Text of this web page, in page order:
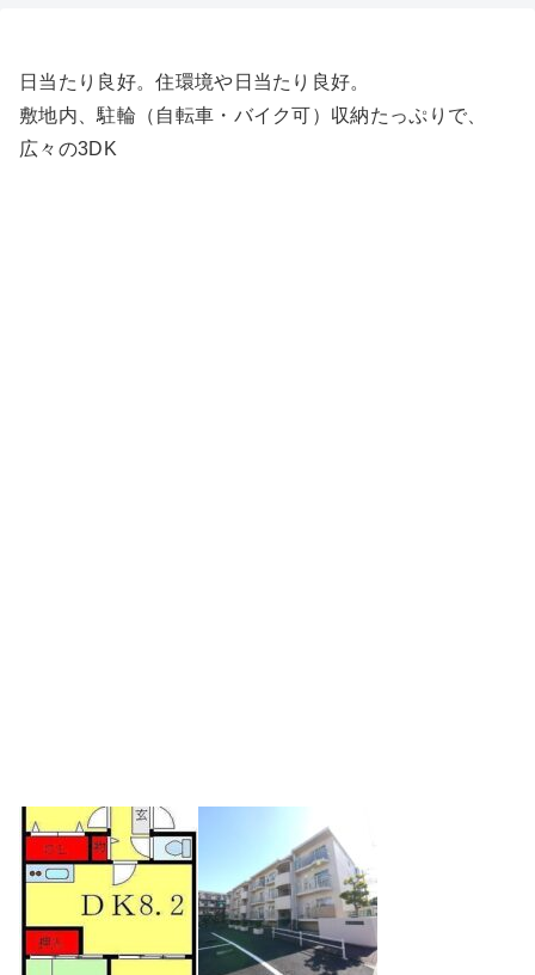
日当たり良好。住環境や日当たり良好。
敷地内、駐輪（自転車・バイク可）収納たっぷりで、
広々の3DK